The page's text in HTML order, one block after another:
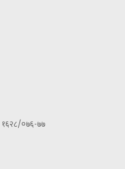
१६२८/०७६-७७